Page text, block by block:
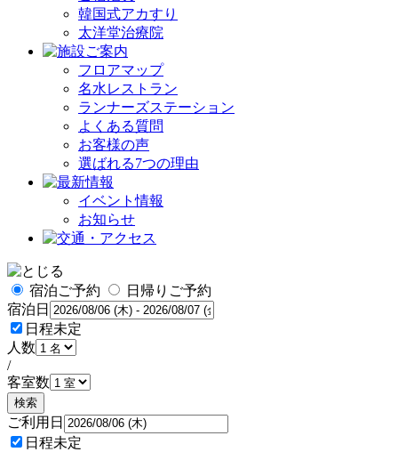
韓国式アカすり
太洋堂治療院
フロアマップ
名水レストラン
ランナーズステーション
よくある質問
お客様の声
選ばれる7つの理由
イベント情報
お知らせ
宿泊ご予約
日帰りご予約
宿泊日
日程未定
人数
/
客室数
検索
ご利用日
日程未定